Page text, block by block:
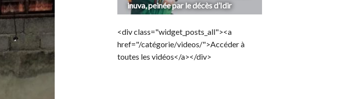
inuva, peinée par le décès d’Idir
<div class="widget_posts_all"><a
href="/catégorie/videos/">Accéder à
toutes les vidéos</a></div>